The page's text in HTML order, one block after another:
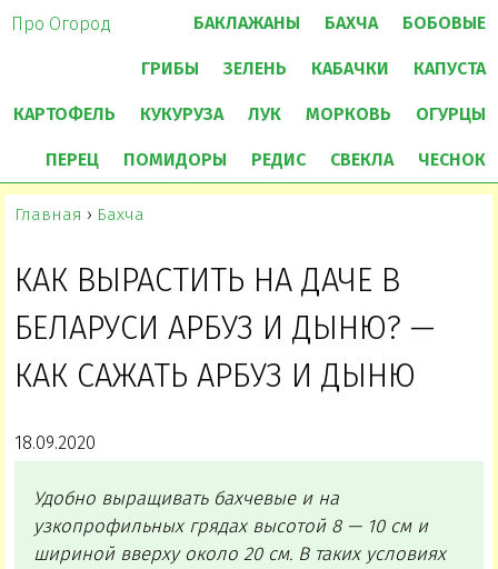
Про Огород БАКЛАЖАНЫ БАХЧА БОБОВЫЕ
ГРИБЫ ЗЕЛЕНЬ КАБАЧКИ КАПУСТА
КАРТОФЕЛЬ КУКУРУЗА ЛУК МОРКОВЬ ОГУРЦЫ
ПЕРЕЦ ПОМИДОРЫ РЕДИС СВЕКЛА ЧЕСНОК
Главная › Бахча
КАК ВЫРАСТИТЬ НА ДАЧЕ В
БЕЛАРУСИ АРБУЗ И ДЫНЮ? —
КАК САЖАТЬ АРБУЗ И ДЫНЮ
18.09.2020
Удобно выращивать бахчевые и на
узкопрофильных грядах высотой 8 — 10 см и
шириной вверху около 20 см. В таких условиях